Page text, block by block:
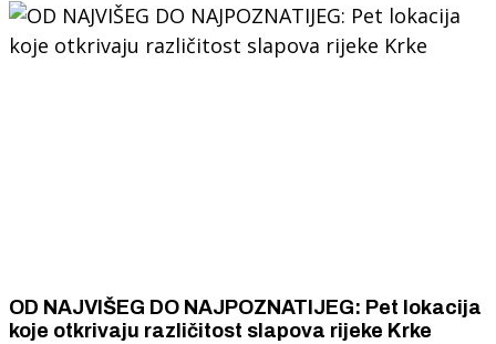
OD NAJVIŠEG DO NAJPOZNATIJEG: Pet lokacija
koje otkrivaju različitost slapova rijeke Krke